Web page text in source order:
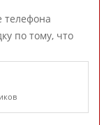
телефона
по тому, что